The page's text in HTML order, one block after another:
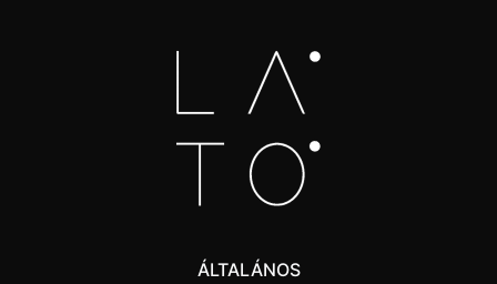
ÁLTALÁNOS